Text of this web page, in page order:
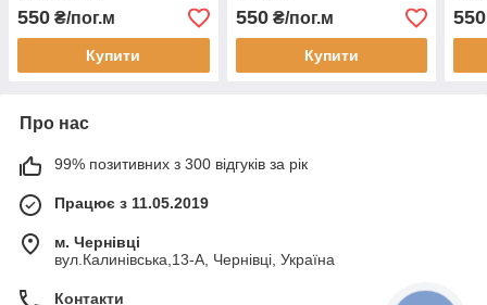
550 ₴/пог.м
Купити
550₴/пог.м
Купити
550
Про нас
99% позитивних з 300 відгуків за рік
Працює з 11.05.2019
м. Чернівці
вул.Калинівська,13-А, Чернівці, Україна
Контакти